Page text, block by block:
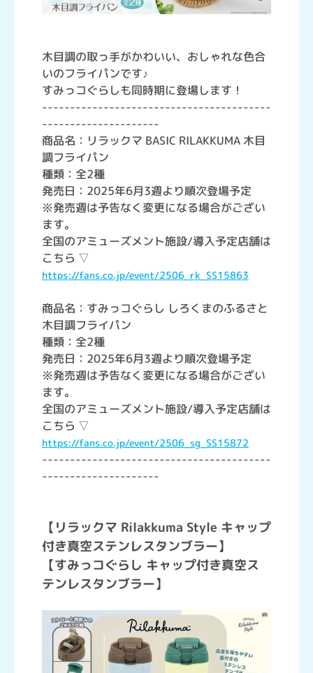
木目調の取っ手がかわいい、おしゃれな色合
いのフライパンです♪
すみっコぐらしも同時期に登場します！
-----------------------------------------
---------------------
商品名：リラックマ BASIC RILAKKUMA 木目
調フライパン
種類：全2種
発売日：2025年6月3週より順次登場予定
※発売週は予告なく変更になる場合がござい
ます。
全国のアミューズメント施設/導入予定店舗は
こちら ▽
https://fans.co.jp/event/2506_rk_SS15863
商品名：すみっコぐらし しろくまのふるさと
木目調フライパン
種類：全2種
発売日：2025年6月3週より順次登場予定
※発売週は予告なく変更になる場合がござい
ます。
全国のアミューズメント施設/導入予定店舗は
こちら ▽
https://fans.co.jp/event/2506_sg_SS15872
-----------------------------------------
---------------------
【リラックマ Rilakkuma Style キャップ
付き真空ステンレスタンブラー】
【すみっコぐらし キャップ付き真空ス
テンレスタンブラー】